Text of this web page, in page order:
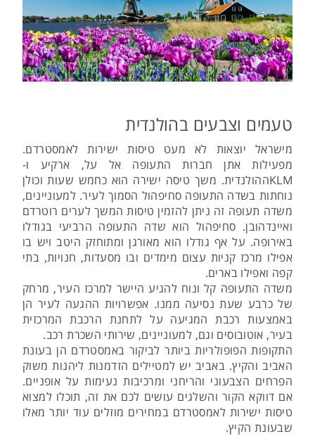
טעמים וצבעים בהולנדית
מישראל יוצאות לא מעט טיסות ישירות לאמסטרדם.
מפעילות אתן חברות התעופה אל על, ארקיע ו-
KLMההולנדית. משך טיסה ישירה הוא כחמש שעות וכולן
נוחתות בשדה התעופה סחיפהול הסמוך לעיר. למעוניינים,
משדה תעופה זה ניתן להזמין טיסות המשך לערים רוטרדם
ואיינדהובן. סחיפהול הוא שדה התעופה הרביעי בגודלו
באירופה. על אף גודלו הוא מאורגן ומתוחזק היטב ויש בו
אפילו מרכז קניות עצום מימדים ובו מסעדות, חנויות, בתי
קפה ואפילו בארים.
משדה התעופה קל ונוח להגיע היישר למרכז העיר, מרחק
של כרבע שעת נסיעה ממנו. אפשרויות ההגעה לעיר הן
באמצעות רכבת המגיעה על לתחנת הרכבת המרכזית
בעיר, אוטובוסים וגם, למעוניינים, שירותי השכרת רכב.
התקופות הפופולריות ביותר לביקור באמסטרדם הן בעונת
האביב והקיץ. באביב יש למטיילים הזדמנות ליהנות משוק
הפרחים הצבעוני והריחני ומרכיבות נעימות על אופניים.
אם דווקא הקור והשלגים עושים לכם את זה, תוכלו למצוא
טיסות ישירות לאמסטרדם במחירים מוזלים עוד יותר מאלו
שבעונת הקיץ.